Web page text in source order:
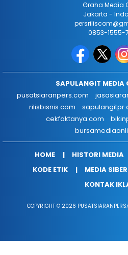
Graha Media
Jakarta -
0853-1555-
SAPULANGIT MEDIA
pusatsiaranpers.com
rilisbisnis.com
cekfaktanya.com
HOME HISTORI MEDIA
KODE ETIK
MEDIA SIBER
KONTAK
COPYRIGHT © 2026